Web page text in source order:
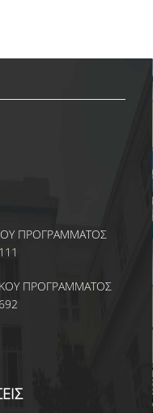
ΣΠΟΥΔΩΝ
ΤΜΗΜΑΤΑ
ΠΡΟΓΡΑΜΜΑΤΟΣ
ΠΡΟΓΡΑΜΜΑΤΟΣ